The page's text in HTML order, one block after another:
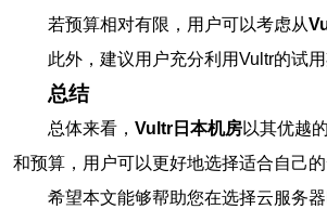
若预算相对有限，用户可以考虑从
此外，建议用户充分利用Vultr的试
总结
总体来看， Vultr日本机房以其优越
和预算，用户可以更好地选择适合自己的
希望本文能够帮助您在选择云服务